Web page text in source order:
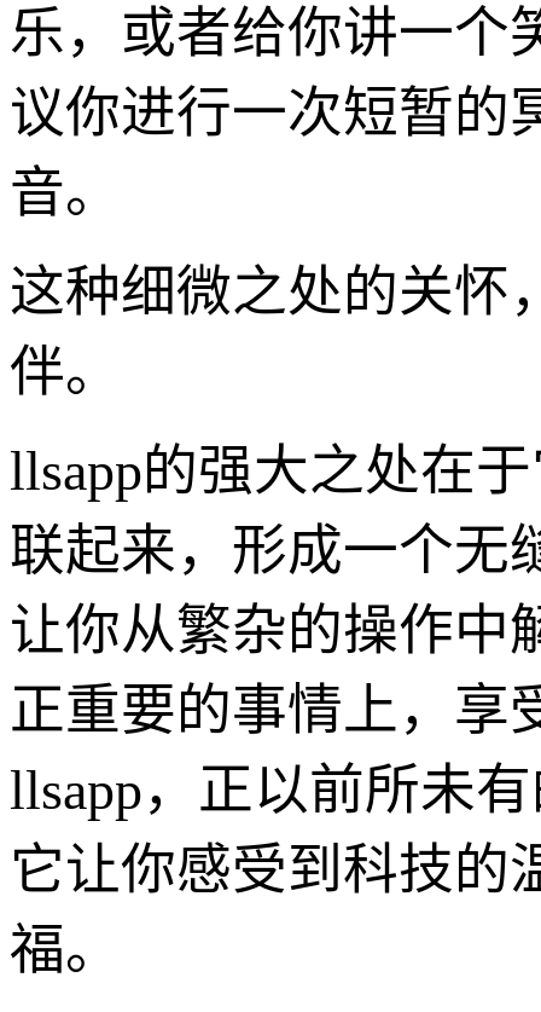
乐，或者给你讲一个
议你进行一次短暂的
音。
这种细微之处的关怀
伴。
llsapp的强大之处在
联起来，形成一个无
让你从繁杂的操作中
正重要的事情上，享
llsapp，正以前所未
它让你感受到科技的
福。